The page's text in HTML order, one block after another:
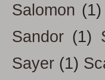
Salomon (1)
Sandor (1)
Sayer (1)